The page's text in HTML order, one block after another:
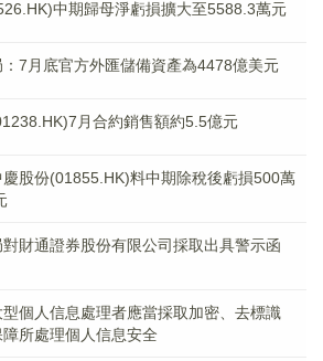
中期歸母淨虧損擴大至5588.3萬元
7月底官方外匯儲備資產為4478億美元
月合約銷售額約5.5億元
慶股份(01855.HK)料中期除稅後虧損500萬
財通證券股份有限公司採取出具警示函
個人信息處理者應當採取加密、去標識
所處理個人信息安全